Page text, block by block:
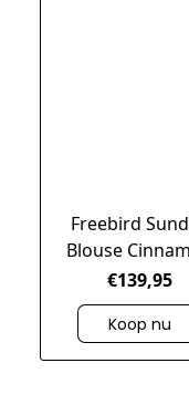
Freebird
Blouse
€139,95
Koop nu